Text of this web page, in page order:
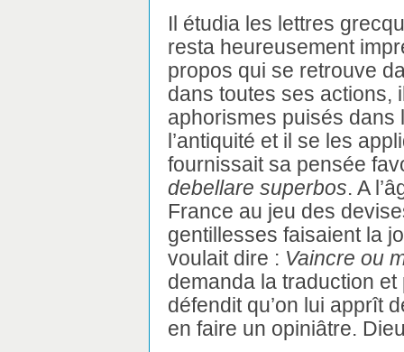
Il étudia les lettres
resta heureusement
propos qui se retrouve
dans toutes ses actions,
aphorismes puisés
l’antiquité et il se les
fournissait sa pensée
debellare superbos. A
France au jeu des
gentillesses faisaient la
voulait dire : Vaincre ou
demanda la traduction
défendit qu’on lui apprît
en faire un opiniâtre.